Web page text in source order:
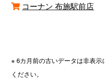
コーナン 布施駅前店
※ 6カ月前の古いデータは非表
ください。